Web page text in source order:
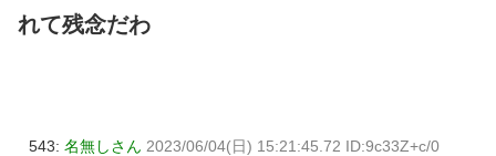
れて残念だわ
543: 名無しさん 2023/06/04(日) 15:21:45.72 ID:9c33Z+c/0